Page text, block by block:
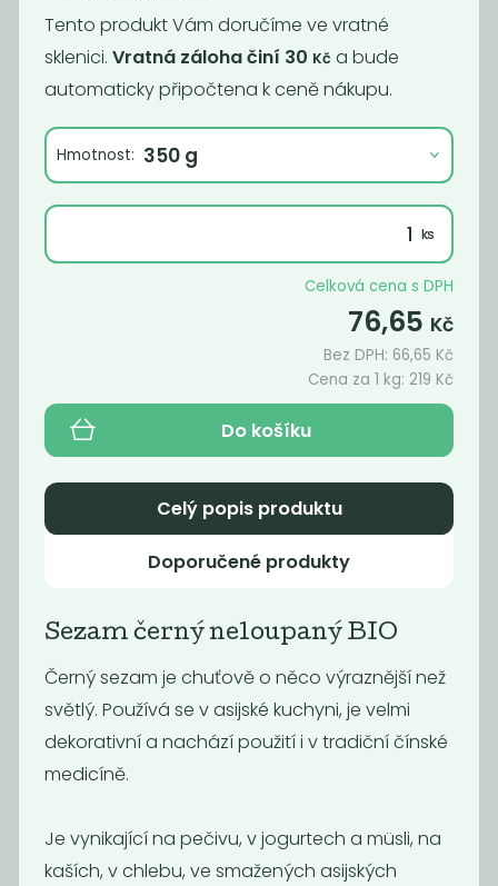
Dýňové
Sezam černý
neloupaný BIO
Chia semínka
BIO
Tento produkt Vám doručíme ve vratné
sklenici. Vratná záloha činí 30 Kč a bude
automaticky připočtena k ceně nákupu.
Hmotnost:
Celková cena s DPH
76,65 Kč
Bez DPH: 66,65 Kč
Cena za 1 kg: 219 Kč
Do košíku
Celý popis produktu
Doporučené produkty
Sezam černý neloupaný BIO
Černý sezam je chuťově o něco výraznější než
světlý. Používá se v asijské kuchyni, je velmi
dekorativní a nachází použití i v tradiční čínské
medicíně.
Je vynikající na pečivu, v jogurtech a müsli, na
kaších, v chlebu, ve smažených asijských